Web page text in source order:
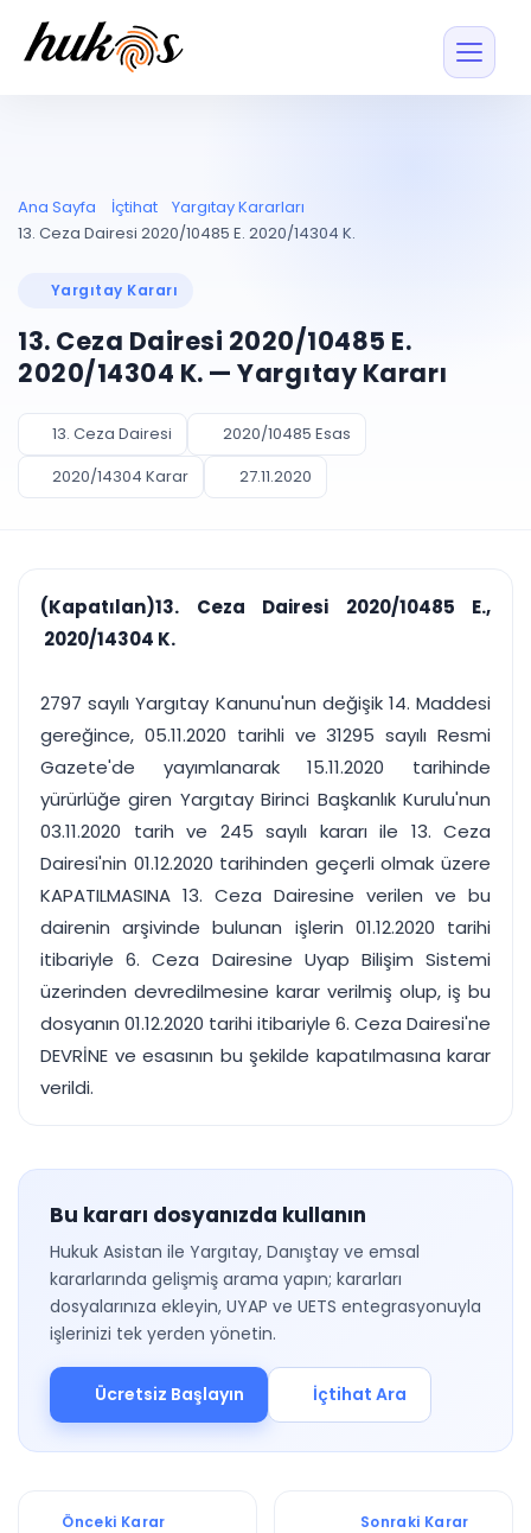
Entegrasyonu
UYAP ile otomatik
UYAP Evrak
Entegrasyonu
UETS Entegrasyonu
Tebligatları anında
Müvekkil ve taraf
Vekalet
PLANLAMA & TAKİP
Pano ve Takip
Duruşma ve görev
takvimi
Hatırlatma ve
AKILLI & FİNANS
takibi
Tek panelde uçtan uca yönetim
UYAP & UETS entegrasyonundan finansa, hepsi bir arada.
Tüm özellikleri inceleyin Ücretsiz Başlayın
Blog
Ücretsiz Başlayın Giriş Yap
Ana Sayfa İçtihat
Yargıtay Kararları
13. Ceza Dairesi 2020/10485 E. 2020/14304 K.
Yargıtay Kararı
13. Ceza Dairesi 2020/10485 E.
2020/14304 K. — Yargıtay Kararı
13. Ceza Dairesi
2020/10485 Esas
2020/14304 Karar
27.11.2020
(Kapatılan)13. Ceza Dairesi 2020/10485 E.,
2020/14304 K.
2797 sayılı Yargıtay Kanunu'nun değişik 14. Maddesi
gereğince, 05.11.2020 tarihli ve 31295 sayılı Resmi
Gazete'de yayımlanarak 15.11.2020 tarihinde
yürürlüğe giren Yargıtay Birinci Başkanlık Kurulu'nun
03.11.2020 tarih ve 245 sayılı kararı ile 13. Ceza
Dairesi'nin 01.12.2020 tarihinden geçerli olmak üzere
KAPATILMASINA 13. Ceza Dairesine verilen ve bu
dairenin arşivinde bulunan işlerin 01.12.2020 tarihi
itibariyle 6. Ceza Dairesine Uyap Bilişim Sistemi
üzerinden devredilmesine karar verilmiş olup, iş bu
dosyanın 01.12.2020 tarihi itibariyle 6. Ceza Dairesi'ne
DEVRİNE ve esasının bu şekilde kapatılmasına karar
verildi.
Bu kararı dosyanızda kullanın
Hukuk Asistan ile Yargıtay, Danıştay ve emsal
kararlarında gelişmiş arama yapın; kararları
dosyalarınıza ekleyin, UYAP ve UETS entegrasyonuyla
işlerinizi tek yerden yönetin.
Ücretsiz Başlayın İçtihat Ara
Önceki Karar Sonraki Karar